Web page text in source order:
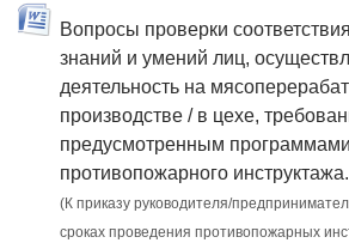
Вопросы проверки
знаний и умений лиц,
деятельность на
производстве / в цехе,
предусмотренным программами
противопожарного инструктажа.
(К приказу руководителя/
сроках проведения противопожарных